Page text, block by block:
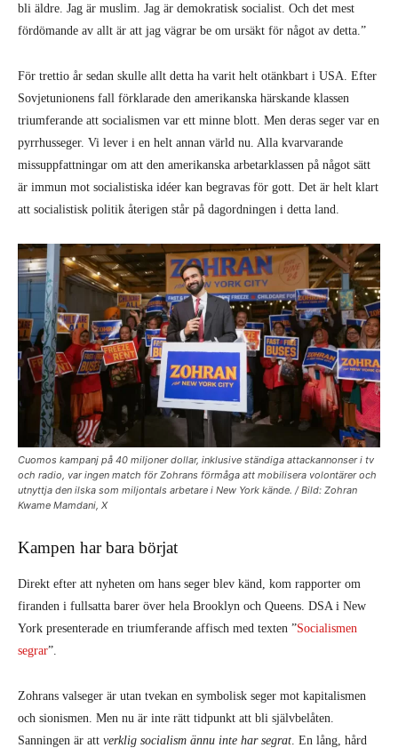
bli äldre. Jag är muslim. Jag är demokratisk socialist. Och det mest
fördömande av allt är att jag vägrar be om ursäkt för något av detta.”
För trettio år sedan skulle allt detta ha varit helt otänkbart i USA. Efter
Sovjetunionens fall förklarade den amerikanska härskande klassen
triumferande att socialismen var ett minne blott. Men deras seger var en
pyrrhusseger. Vi lever i en helt annan värld nu. Alla kvarvarande
missuppfattningar om att den amerikanska arbetarklassen på något sätt
är immun mot socialistiska idéer kan begravas för gott. Det är helt klart
att socialistisk politik återigen står på dagordningen i detta land.
Cuomos kampanj på 40 miljoner dollar, inklusive ständiga attackannonser i tv
och radio, var ingen match för Zohrans förmåga att mobilisera volontärer och
utnyttja den ilska som miljontals arbetare i New York kände. / Bild: Zohran
Kwame Mamdani, X
Kampen har bara börjat
Direkt efter att nyheten om hans seger blev känd, kom rapporter om
firanden i fullsatta barer över hela Brooklyn och Queens. DSA i New
York presenterade en triumferande affisch med texten ”Socialismen
segrar”.
Zohrans valseger är utan tvekan en symbolisk seger mot kapitalismen
och sionismen. Men nu är inte rätt tidpunkt att bli självbelåten.
Sanningen är att verklig socialism ännu inte har segrat . En lång, hård